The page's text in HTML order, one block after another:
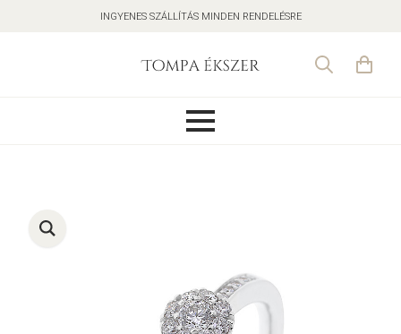
INGYENES SZÁLLÍTÁS MINDEN RENDELÉSRE